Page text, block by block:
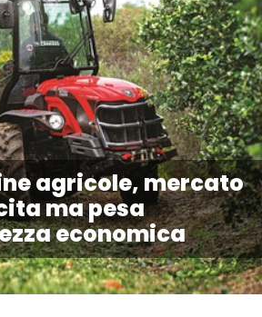
agricole, mercato
ma pesa
economica